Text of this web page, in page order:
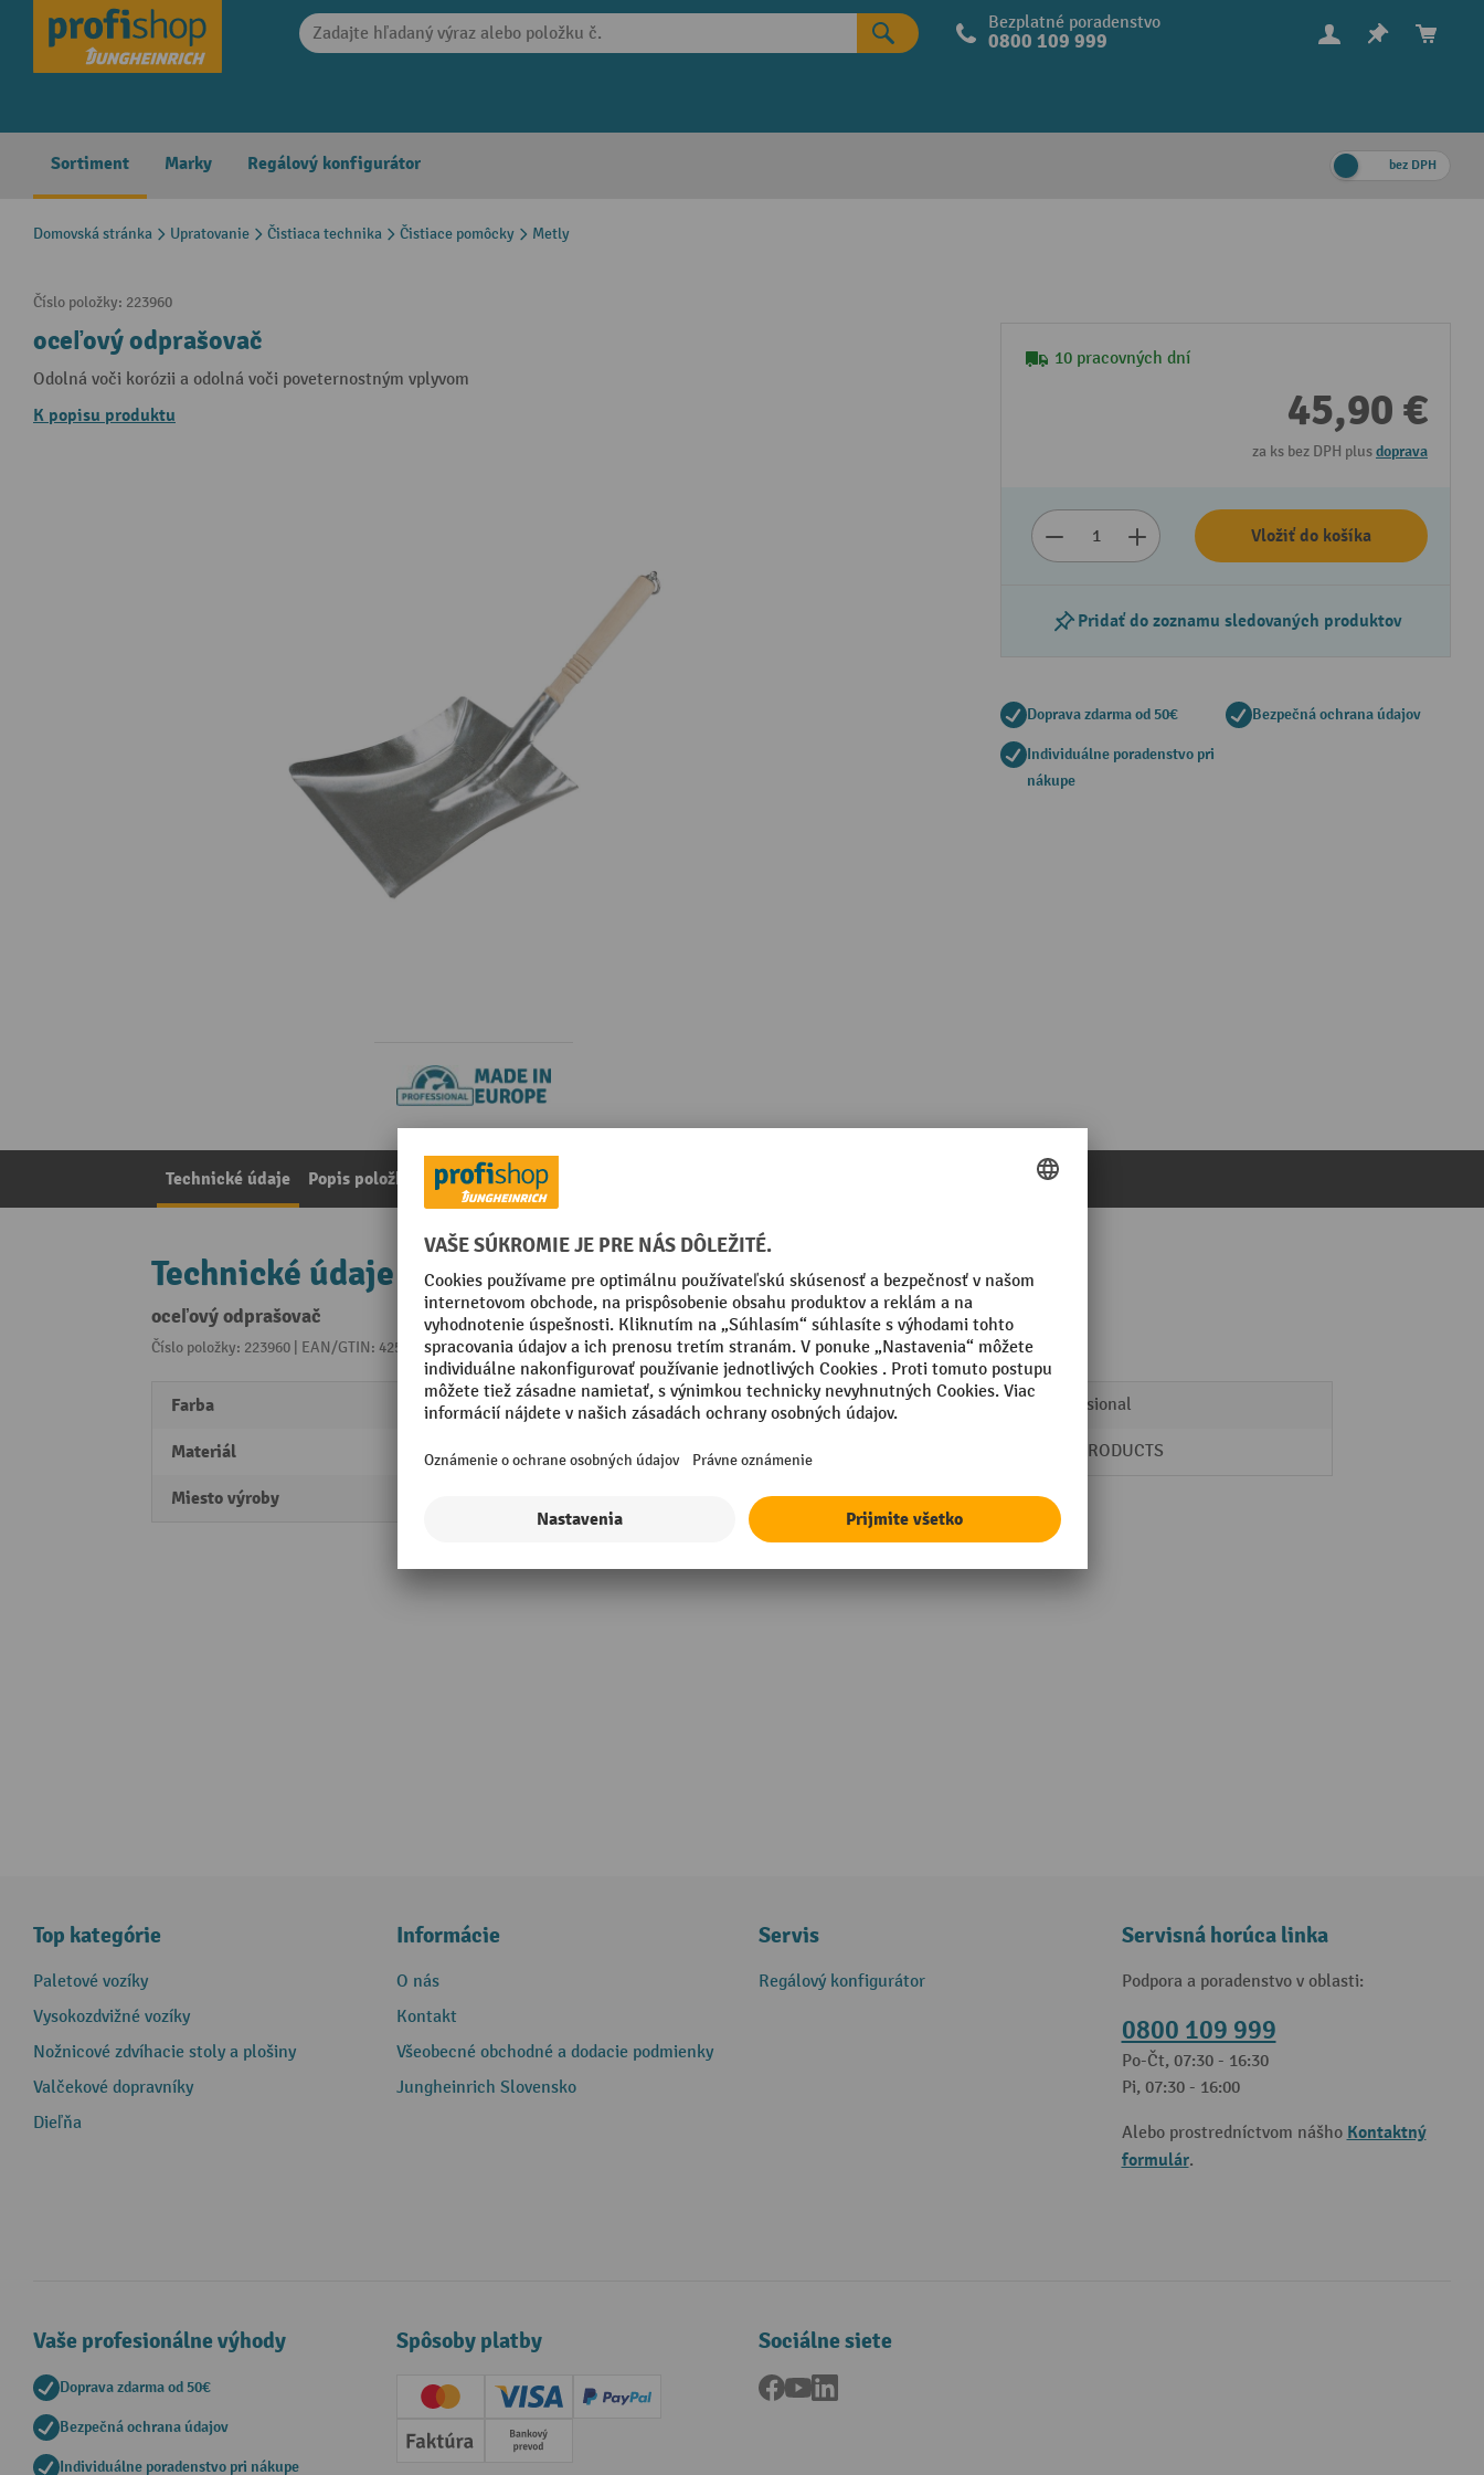
Skip to main navigation Bezplatné poradenstvo
0800 109 999
Sortiment Marky Regálový konfigurátor bez DPH
Domovská stránka Upratovanie Čistiaca technika Čistiace pomôcky Metly
Číslo položky: 223960
oceľový odprašovač
Odolná voči korózii a odolná voči poveternostným vplyvom
K popisu produktu
10 pracovných dní
45,90 €
za ks bez DPH plusdoprava
Vložiť do košíka
Pridať do zoznamu sledovaných produktov
Doprava zdarma od 50€ Bezpečná ochrana údajov
Individuálne poradenstvo pri
nákupe
Technické údaje Popis položky Poznámky k výrobku
Technické údaje
oceľový odprašovač
Číslo položky: 223960 | EAN/GTIN: 4250128205467Z kategórie:Metly
Farba pozinkovaná
Materiál Oceľ
Miesto výroby
Segmentu Professional
Značka EVO-PRODUCTS
Top kategórie
Paletové vozíky
Vysokozdvižné vozíky
Nožnicové zdvíhacie stoly a plošiny
Valčekové dopravníky
Dieľňa
Informácie
O nás
Kontakt
Všeobecné obchodné a dodacie podmienky
Jungheinrich Slovensko
Servis
Regálový konfigurátor
Servisná horúca linka
Podpora a poradenstvo v oblasti:
0800 109 999
Po-Čt, 07:30 - 16:30
Pi, 07:30 - 16:00
Alebo prostredníctvom nášho Kontaktný
formulár.
Vaše profesionálne výhody
Doprava zdarma od 50€
Bezpečná ochrana údajov
Individuálne poradenstvo pri nákupe
Spôsoby platby
Creditcard (Master)Creditcard (Visa)
PayPal
Faktúra Predplatba
Sociálne siete
Facebook
YouTube